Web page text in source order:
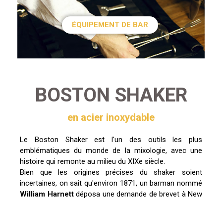
ÉQUIPEMENT DE BAR
BOSTON SHAKER
en acier inoxydable
Le Boston Shaker est l'un des outils les plus
emblématiques du monde de la mixologie, avec une
histoire qui remonte au milieu du XIXe siècle.
Bien que les origines précises du shaker soient
incertaines, on sait qu'environ 1871, un barman nommé
William Harnettdéposa une demande de brevet à New